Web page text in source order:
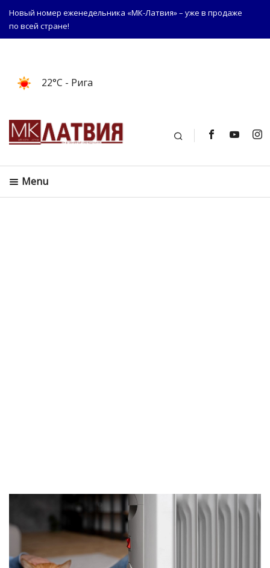
Новый номер еженедельника «МК-Латвия» – уже в продаже
по всей стране!
22°C - Рига
Поиск
Menu